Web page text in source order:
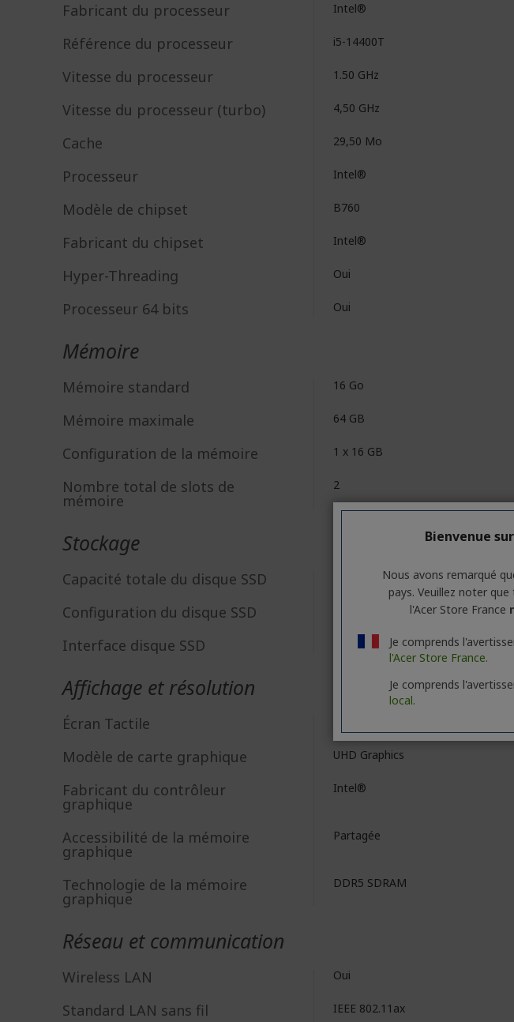
Fabricant du processeur Intel®
Référence du processeur i5-14400T
Vitesse du processeur 1.50 GHz
Vitesse du processeur (turbo) 4,50 GHz
Cache 29,50 Mo
Processeur Intel®
Modèle de chipset B760
Fabricant du chipset Intel®
Hyper-Threading Oui
Processeur 64 bits Oui
Mémoire
Mémoire standard 16 Go
Mémoire maximale 64 GB
Configuration de la mémoire 1 x 16 GB
Nombre total de slots de
mémoire
2
Stockage
Capacité totale du disque SSD
Configuration du disque SSD
Interface disque SSD PCI Express 4.0
Affichage et résolution
Écran Tactile
Modèle de carte graphique UHD Graphics
Fabricant du contrôleur
graphique
Intel®
Accessibilité de la mémoire
graphique
Partagée
Technologie de la mémoire
graphique
DDR5 SDRAM
Réseau et communication
Wireless LAN Oui
Standard LAN sans fil IEEE 802.11ax
Bienvenue
Nous avons remarqué
pays. Veuillez noter
l'Acer Store France
Je comprends
l'Acer Store France.
Je comprends
local.